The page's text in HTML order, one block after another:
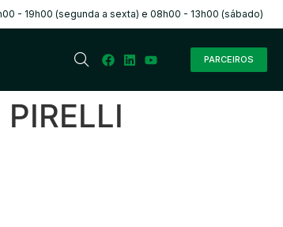
- 19h00 (segunda a sexta) e 08h00 - 13h00 (sábado)
PARCEIROS